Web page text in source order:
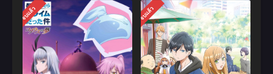
จบแล้ว จบแล้ว